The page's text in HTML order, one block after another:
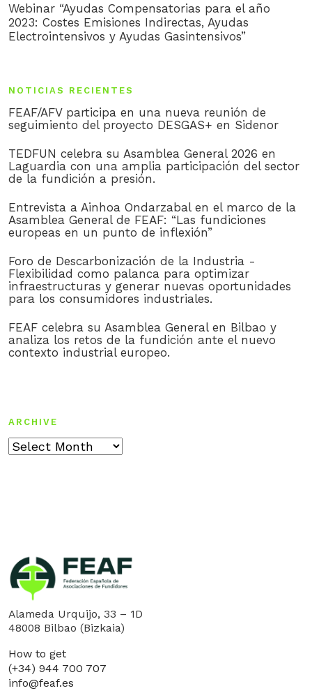
Webinar “Ayudas Compensatorias para el año
2023: Costes Emisiones Indirectas, Ayudas
Electrointensivos y Ayudas Gasintensivos”
NOTICIAS RECIENTES
FEAF/AFV participa en una nueva reunión de
seguimiento del proyecto DESGAS+ en Sidenor
TEDFUN celebra su Asamblea General 2026 en
Laguardia con una amplia participación del sector
de la fundición a presión.
Entrevista a Ainhoa Ondarzabal en el marco de la
Asamblea General de FEAF: “Las fundiciones
europeas en un punto de inflexión”
Foro de Descarbonización de la Industria -
Flexibilidad como palanca para optimizar
infraestructuras y generar nuevas oportunidades
para los consumidores industriales.
FEAF celebra su Asamblea General en Bilbao y
analiza los retos de la fundición ante el nuevo
contexto industrial europeo.
ARCHIVE
Archive
Alameda Urquijo, 33 – 1D
48008 Bilbao (Bizkaia)
How to get
(+34) 944 700 707
info@feaf.es